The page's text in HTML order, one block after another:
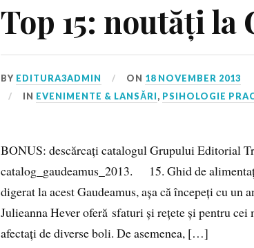
Top 15: noutăți la
BY EDITURA3ADMIN ON 18 NOVEMBER 2013
IN EVENIMENTE & LANSĂRI, PSIHOLOGIE
BONUS: descărcați catalogul Grupului Editorial
catalog_gaudeamus_2013. 15. Ghid de
digerat la acest Gaudeamus, așa că începeți cu un
Julieanna Hever oferă sfaturi și rețete și pentru
afectați de diverse boli. De asemenea, […]